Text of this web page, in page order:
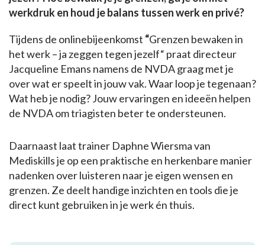
werkdruk en houd je balans tussen werk en privé?
Tijdens de onlinebijeenkomst “Grenzen bewaken in
het werk – ja zeggen tegen jezelf“ praat directeur
Jacqueline Emans namens de NVDA graag met je
over wat er speelt in jouw vak. Waar loop je tegenaan?
Wat heb je nodig? Jouw ervaringen en ideeën helpen
de NVDA om triagisten beter te ondersteunen.
Daarnaast laat trainer Daphne Wiersma van
Mediskills je op een praktische en herkenbare manier
nadenken over luisteren naar je eigen wensen en
grenzen. Ze deelt handige inzichten en tools die je
direct kunt gebruiken in je werk én thuis.